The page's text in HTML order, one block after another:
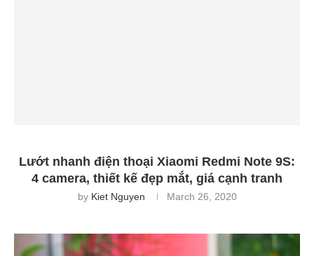
Lướt nhanh điện thoại Xiaomi Redmi Note 9S:
4 camera, thiết kế đẹp mắt, giá cạnh tranh
by Kiet Nguyen March 26, 2020